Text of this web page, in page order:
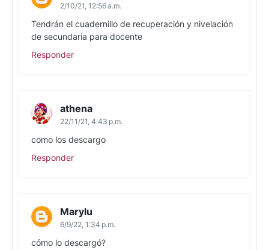
2/10/21, 12:56 a.m.
Tendrán el cuadernillo de recuperación y nivelación
de secundaria para docente
Responder
athena
22/11/21, 4:43 p.m.
como los descargo
Responder
Marylu
6/9/22, 1:34 p.m.
cómo lo descargó?